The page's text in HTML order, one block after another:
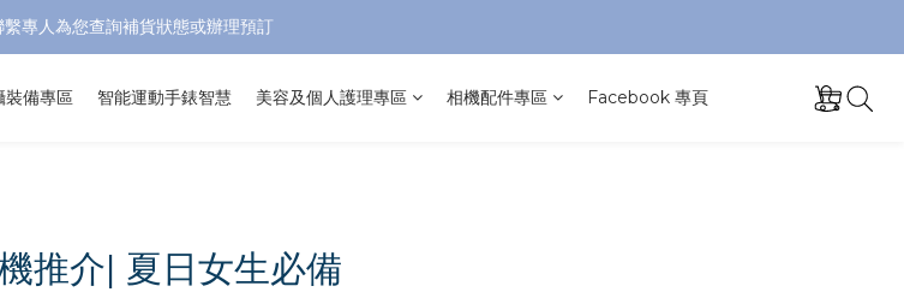
專人為您查詢補貨狀態或辦理預訂
裝備專區 智能運動手錶智慧 美容及個人護理專區 相機配件專區 Facebook 專頁
推介| 夏日女生必備